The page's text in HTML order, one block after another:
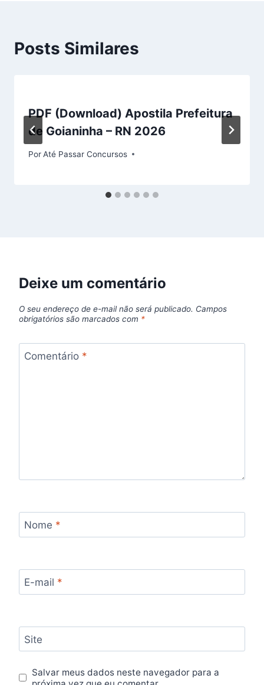
Posts Similares
PDF (Download) Apostila Prefeitura
de Goianinha – RN 2026
PorAté Passar Concursos
Deixe um comentário
O seu endereço de e-mail não será publicado. Campos
obrigatórios são marcados com *
Comentário *
Nome *
E-mail *
Site
Salvar meus dados neste navegador para a